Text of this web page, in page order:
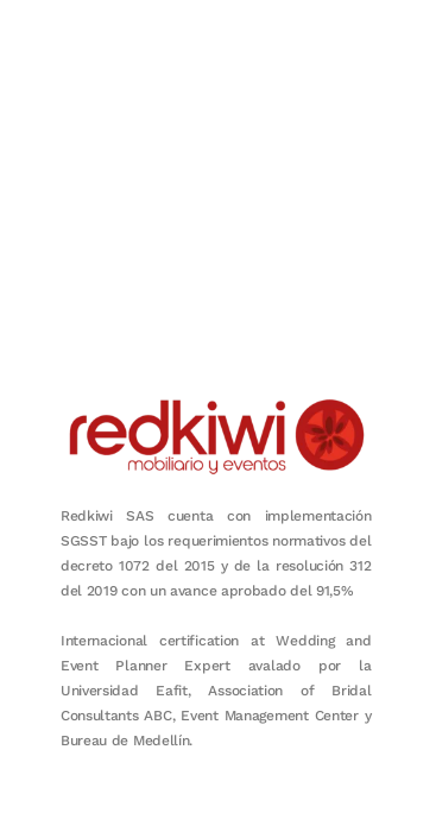
Redkiwi SAS cuenta con implementación
SGSST bajo los requerimientos normativos del
decreto 1072 del 2015 y de la resolución 312
del 2019 con un avance aprobado del 91,5%
Internacional certification at Wedding and
Event Planner Expert avalado por la
Universidad Eafit, Association of Bridal
Consultants ABC, Event Management Center y
Bureau de Medellín.